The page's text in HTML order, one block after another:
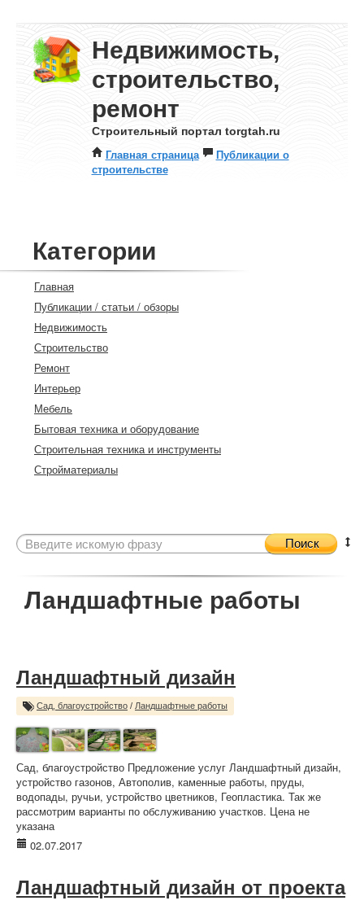
Недвижимость,
строительство,
ремонт
Строительный портал torgtah.ru
Главная страница
Публикации о
строительстве
Категории
Главная
Публикации / статьи / обзоры
Недвижимость
Строительство
Ремонт
Интерьер
Мебель
Бытовая техника и оборудование
Строительная техника и инструменты
Стройматериалы
Поиск
Ландшафтные работы
Ландшафтный дизайн
Сад, благоустройство / Ландшафтные работы
Сад, благоустройство Предложение услуг Ландшафтный дизайн,
устройство газонов, Автополив, каменные работы, пруды,
водопады, ручьи, устройство цветников, Геопластика. Так же
рассмотрим варианты по обслуживанию участков. Цена не
указана
02.07.2017
Ландшафтный дизайн от проекта